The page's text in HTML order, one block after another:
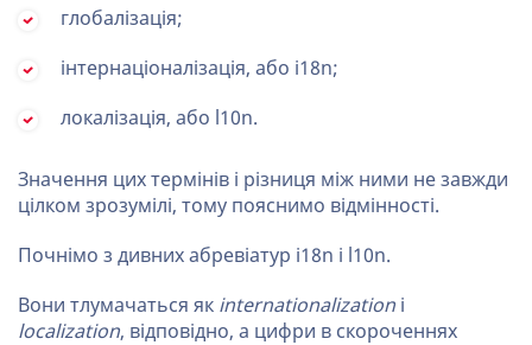
глобалізація;
інтернаціоналізація, або i18n;
локалізація, або l10n.
Значення цих термінів і різниця між ними не завжди
цілком зрозумілі, тому пояснимо відмінності.
Почнімо з дивних абревіатур i18n і l10n.
Вони тлумачаться як internationalization і
localization, відповідно, а цифри в скороченнях